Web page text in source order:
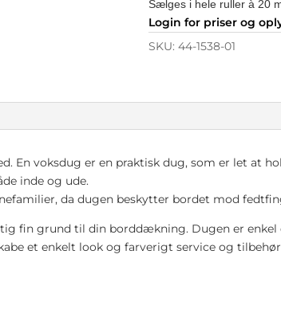
Sælges i hele ruller à 20
Login for priser og
SKU: 44-1538-01
En voksdug er en praktisk dug, som er let at
inde og ude.
da dugen beskytter bordet mod
fin grund til din borddækning. Dugen er
et enkelt look og farverigt service og